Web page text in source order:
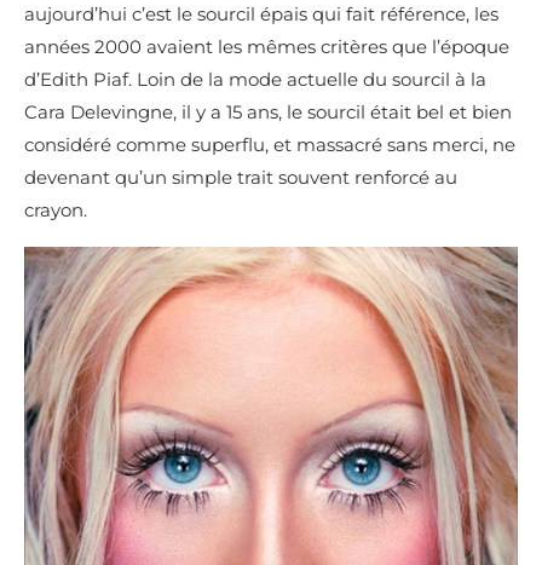
aujourd’hui c’est le sourcil épais qui fait référence, les
années 2000 avaient les mêmes critères que l’époque
d’Edith Piaf. Loin de la mode actuelle du sourcil à la
Cara Delevingne, il y a 15 ans, le sourcil était bel et bien
considéré comme superflu, et massacré sans merci, ne
devenant qu’un simple trait souvent renforcé au
crayon.